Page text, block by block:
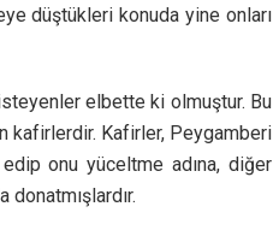
düştükleri konuda yine onları
elbette ki olmuştur. Bu
kafirlerdir. Kafirler, Peygamberi
onu yüceltme adına, diğer